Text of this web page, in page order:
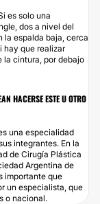
es solo una
dos a nivel del
la espalda baja, cerca
hay que realizar
la cintura, por debajo
HACERSE ESTE U OTRO
una especialidad
integrantes. En la
de Cirugía Plástica
Argentina de
importante que
un especialista, que
o nacional.